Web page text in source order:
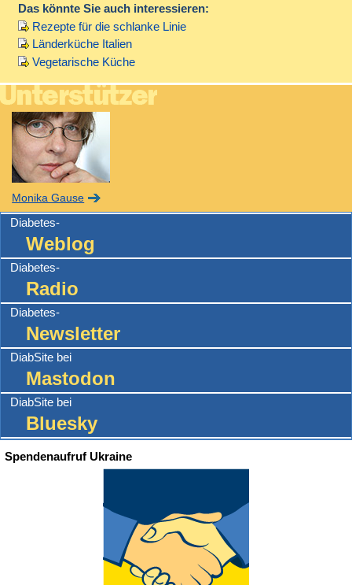
Das könnte Sie auch interessieren:
Rezepte für die schlanke Linie
Länderküche Italien
Vegetarische Küche
Monika Gause
Diabetes-
Weblog
Diabetes-
Radio
Diabetes-
Newsletter
DiabSite bei
Mastodon
DiabSite bei
Bluesky
Spendenaufruf Ukraine